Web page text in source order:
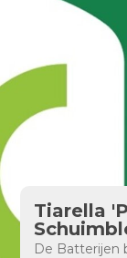
Tiarella
De Batterijen